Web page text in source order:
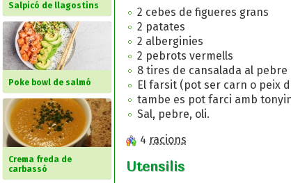
Salpicó de llagostins
Poke bowl de salmó
Crema freda de
carbassó
2 cebes de figueres grans
2 patates
2 alberginies
2 pebrots vermells
8 tires de cansalada al pebre
El farsit (pot ser carn o peix
tambe es pot farci amb
Sal, pebre, oli.
4 racions
Utensilis